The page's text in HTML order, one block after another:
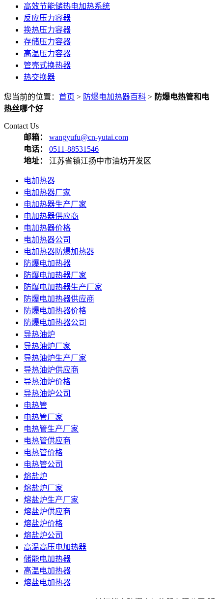
高效节能储热电加热系统
反应压力容器
换热压力容器
存储压力容器
高温压力容器
管壳式换热器
热交换器
您当前的位置： 首页 > 防爆电加热器百科 > 防爆电热管和电
热丝哪个好
Contact Us
邮箱：
wangyufu@cn-yutai.com
电话：
0511-88531546
地址：
江苏省镇江扬中市油坊开发区
电加热器
电加热器厂家
电加热器生产厂家
电加热器供应商
电加热器价格
电加热器公司
电加热器防爆加热器
防爆电加热器
防爆电加热器厂家
防爆电加热器生产厂家
防爆电加热器供应商
防爆电加热器价格
防爆电加热器公司
导热油炉
导热油炉厂家
导热油炉生产厂家
导热油炉供应商
导热油炉价格
导热油炉公司
电热管
电热管厂家
电热管生产厂家
电热管供应商
电热管价格
电热管公司
熔盐炉
熔盐炉厂家
熔盐炉生产厂家
熔盐炉供应商
熔盐炉价格
熔盐炉公司
高温高压电加热器
储能电加热器
高温电加热器
熔盐电加热器